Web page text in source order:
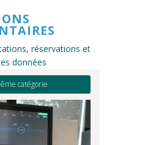
réservations et
données
catégorie